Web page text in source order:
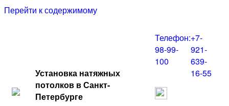
Перейти к содержимому
Установка натяжных
потолков в Санкт-
Петербурге
Телефон:
98-99-
100
+7-
921-
639-
16-55